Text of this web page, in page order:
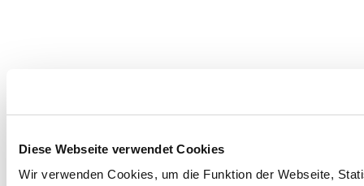
Diese Webseite verwendet Cookies
Wir verwenden Cookies, um die Funktion der Webseite,